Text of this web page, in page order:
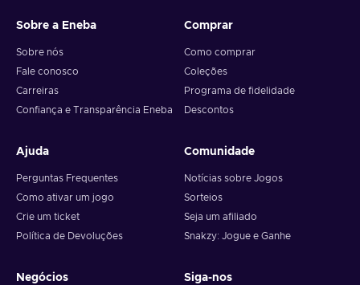
Sobre a Eneba
Sobre nós
Fale conosco
Carreiras
Confiança e Transparência Eneba
Comprar
Como comprar
Coleções
Programa de fidelidade
Descontos
Ajuda
Perguntas Frequentes
Como ativar um jogo
Crie um ticket
Política de Devoluções
Comunidade
Notícias sobre Jogos
Sorteios
Seja um afiliado
Snakzy: Jogue e Ganhe
Negócios Siga-nos